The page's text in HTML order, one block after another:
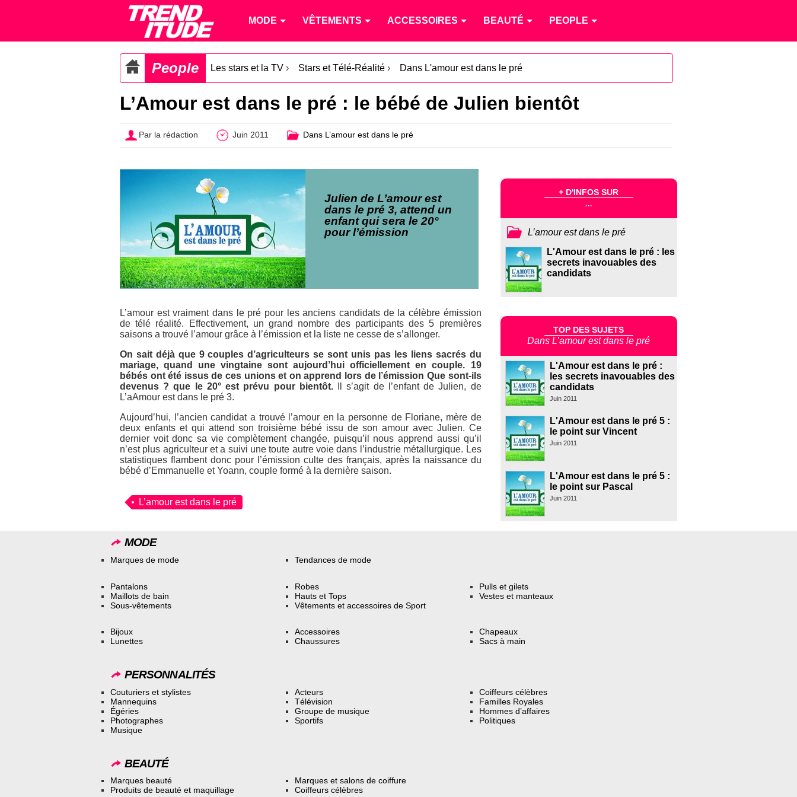
MODE VÊTEMENTS ACCESSOIRES BEAUTÉ PEOPLE
People Les stars et la TV › Stars et Télé-Réalité › Dans L'amour est dans le pré
L’Amour est dans le pré : le bébé de Julien bientôt
Par la rédaction Juin 2011 Dans L’amour est dans le pré
Julien de L’amour est
dans le pré 3, attend un
enfant qui sera le 20°
pour l’émission
L’amour est vraiment dans le pré pour les anciens candidats de la célèbre émission
de télé réalité. Effectivement, un grand nombre des participants des 5 premières
saisons a trouvé l’amour grâce à l’émission et la liste ne cesse de s’allonger.
On sait déjà que 9 couples d’agriculteurs se sont unis pas les liens sacrés du
mariage, quand une vingtaine sont aujourd’hui officiellement en couple. 19
bébés ont été issus de ces unions et on apprend lors de l’émission Que sont-ils
devenus ? que le 20° est prévu pour bientôt.
Il s’agit de l’enfant de Julien, de
L’aAmour est dans le pré 3.
Aujourd’hui, l’ancien candidat a trouvé l’amour en la personne de Floriane, mère de
deux enfants et qui attend son troisième bébé issu de son amour avec Julien. Ce
dernier voit donc sa vie complètement changée, puisqu’il nous apprend aussi qu’il
n’est plus agriculteur et a suivi une toute autre voie dans l’industrie métallurgique. Les
statistiques flambent donc pour l’émission culte des français, après la naissance du
bébé d’Emmanuelle et Yoann, couple formé à la dernière saison.
L’amour est dans le pré
+ D'INFOS SUR
...
L’amour est dans le pré
L'Amour est dans le pré : les
secrets inavouables des
candidats
TOP DES SUJETS
Dans L’amour est dans le pré
L'Amour est dans le pré :
les secrets inavouables des
candidats
Juin 2011
L'Amour est dans le pré 5 :
le point sur Vincent
Juin 2011
L'Amour est dans le pré 5 :
le point sur Pascal
Juin 2011
MODE
Marques de mode Tendances de mode
Pantalons
Maillots de bain
Sous-vêtements
Robes
Hauts et Tops
Vêtements et accessoires de Sport
Pulls et gilets
Vestes et manteaux
Bijoux
Lunettes
Accessoires
Chaussures
Chapeaux
Sacs à main
PERSONNALITÉS
Couturiers et stylistes
Mannequins
Égéries
Photographes
Musique
Acteurs
Télévision
Groupe de musique
Sportifs
Coiffeurs célèbres
Familles Royales
Hommes d’affaires
Politiques
BEAUTÉ
Marques beauté
Produits de beauté et maquillage
Marques et salons de coiffure
Coiffeurs célèbres